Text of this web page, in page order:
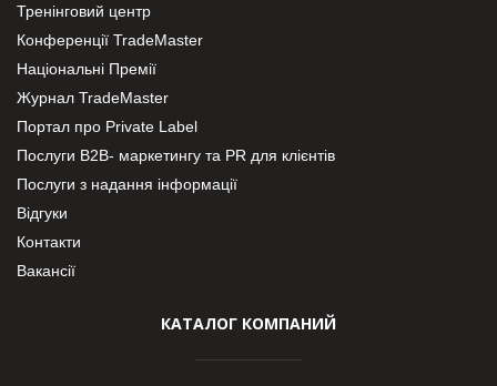
Тренінговий центр
Конференції TradeMaster
Національні Премії
Журнал TradeMaster
Портал про Private Label
Послуги В2В- маркетингу та PR для клієнтів
Послуги з надання інформації
Відгуки
Контакти
Вакансії
КАТАЛОГ КОМПАНИЙ